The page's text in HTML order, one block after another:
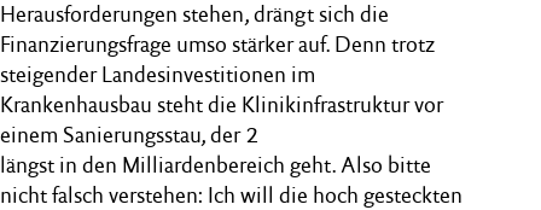
Herausforderungen stehen, drängt sich die
Finanzierungsfrage umso stärker auf. Denn trotz
steigender Landesinvestitionen im
Krankenhausbau steht die Klinikinfrastruktur vor
einem Sanierungsstau, der 2
längst in den Milliardenbereich geht. Also bitte
nicht falsch verstehen: Ich will die hoch gesteckten